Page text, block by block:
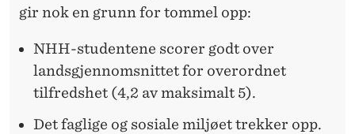
gir nok en grunn for tommel opp:
NHH-studentene scorer godt over
landsgjennomsnittet for overordnet
tilfredshet (4,2 av maksimalt 5).
Det faglige og sosiale miljøet trekker opp.